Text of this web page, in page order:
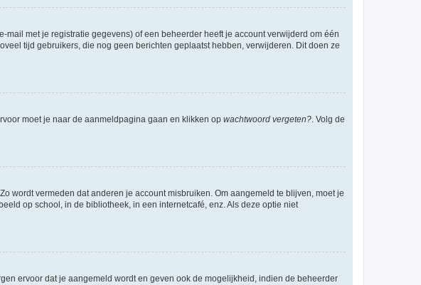
met je registratie gegevens) of een beheerder heeft je account verwijderd om één
tijd gebruikers, die nog geen berichten geplaatst hebben, verwijderen. Dit doen ze
moet je naar de aanmeldpagina gaan en klikken op wachtwoord vergeten?. Volg de
wordt vermeden dat anderen je account misbruiken. Om aangemeld te blijven, moet je
op school, in de bibliotheek, in een internetcafé, enz. Als deze optie niet
ervoor dat je aangemeld wordt en geven ook de mogelijkheid, indien de beheerder